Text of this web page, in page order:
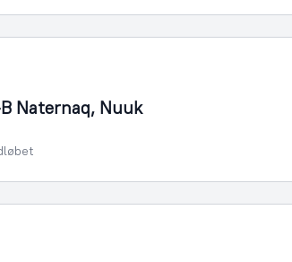
Naternaq, Nuuk